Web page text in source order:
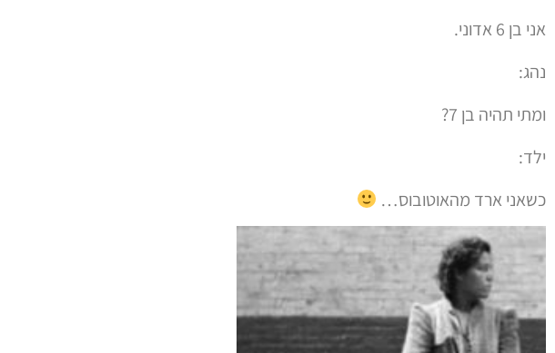
אני בן 6 אדוני.
נהג:
ומתי תהיה בן 7?
ילד:
כשאני ארד מהאוטובוס…